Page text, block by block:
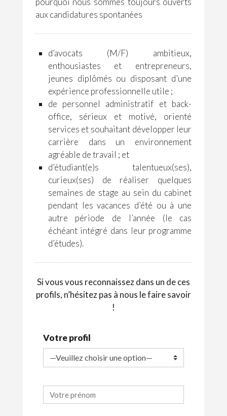
aux candidatures spontanées
d’avocats (M/F) ambitieux,
enthousiastes et entrepreneurs,
jeunes diplômés ou disposant d’une
expérience professionnelle utile ;
de personnel administratif et back-
office, sérieux et motivé, orienté
services et souhaitant développer leur
carrière dans un environnement
agréable de travail ; et
d’étudiant(e)s talentueux(ses),
curieux(ses) de réaliser quelques
semaines de stage au sein du cabinet
pendant les vacances d’été ou à une
autre période de l’année (le cas
échéant intégré dans leur programme
d’études).
Si vous vous reconnaissez dans un de ces
profils, n’hésitez pas à nous le faire savoir
!
Votre profil